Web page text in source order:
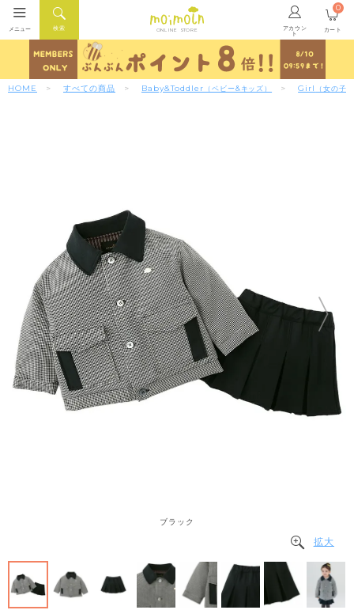
ONLINE STORE アカウン
ト
検索
メニュー カート
0
HOME すべての商品 Baby&Toddler （ベビー&キッズ） Girl （女の子）
ブラック
拡大